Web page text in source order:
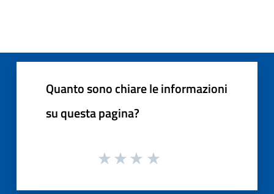
Quanto sono chiare le informazioni
su questa pagina?